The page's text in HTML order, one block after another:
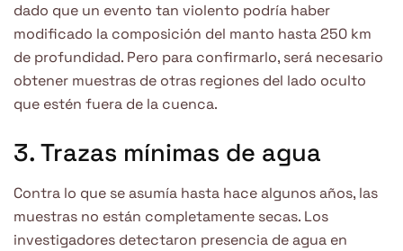
dado que un evento tan violento podría haber
modificado la composición del manto hasta 250 km
de profundidad. Pero para confirmarlo, será necesario
obtener muestras de otras regiones del lado oculto
que estén fuera de la cuenca.
3. Trazas mínimas de agua
Contra lo que se asumía hasta hace algunos años, las
muestras no están completamente secas. Los
investigadores detectaron presencia de agua en